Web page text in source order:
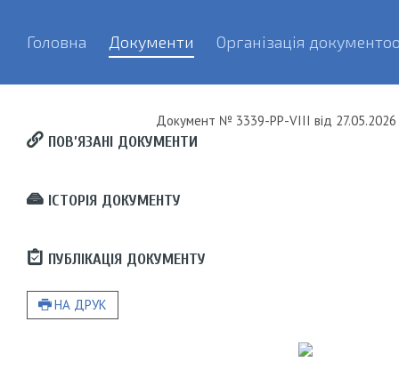
Головна Документи Організація
Документ № 3339-РР-VIII від 27.05.2026
ПОВ’ЯЗАНІ ДОКУМЕНТИ
ІСТОРІЯ ДОКУМЕНТУ
ПУБЛІКАЦІЯ ДОКУМЕНТУ
НА ДРУК